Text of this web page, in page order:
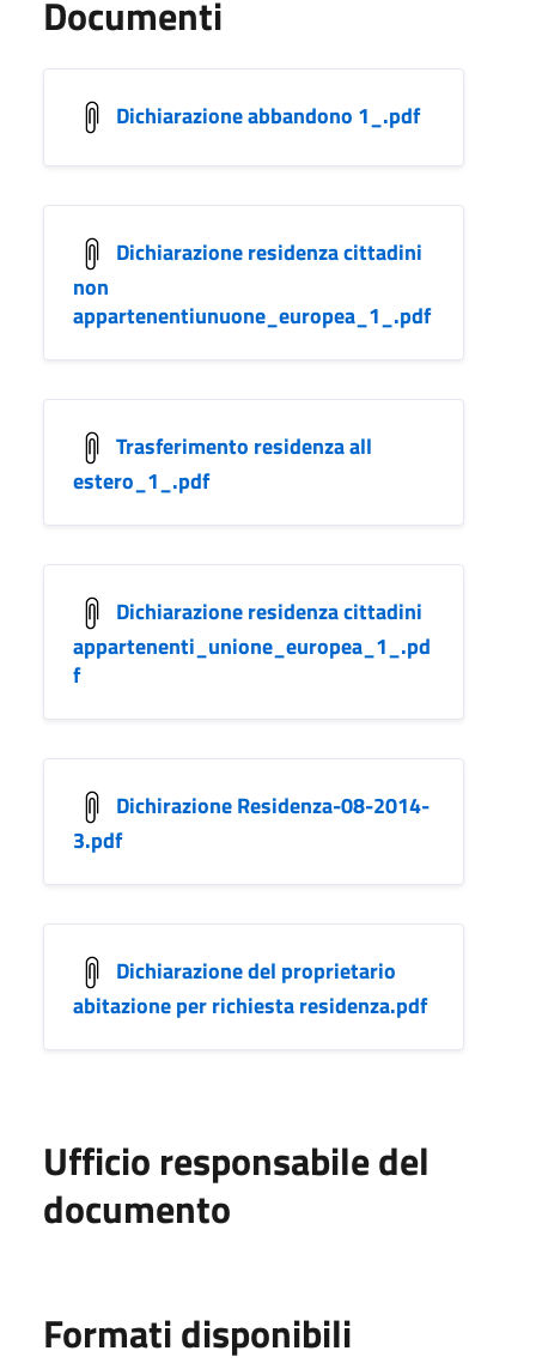
Documenti
Dichiarazione abbandono 1_.pdf
Dichiarazione residenza cittadini
non
appartenentiunuone_europea_1_.pdf
Trasferimento residenza all
estero_1_.pdf
Dichiarazione residenza cittadini
appartenenti_unione_europea_1_.pd
f
Dichirazione Residenza-08-2014-
3.pdf
Dichiarazione del proprietario
abitazione per richiesta residenza.pdf
Ufficio responsabile del
documento
Formati disponibili